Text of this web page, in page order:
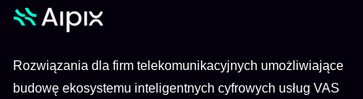
Rozwiązania dla firm telekomunikacyjnych umożliwiające
budowę ekosystemu inteligentnych cyfrowych usług VAS